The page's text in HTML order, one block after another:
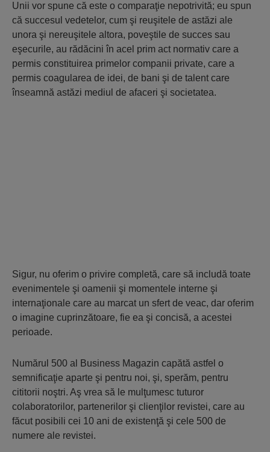
Unii vor spune că este o comparaţie nepotrivită; eu spun
că succesul vedetelor, cum şi reuşitele de astăzi ale
unora şi nereuşitele altora, poveştile de succes sau
eşecurile, au rădăcini în acel prim act normativ care a
permis constituirea primelor companii private, care a
permis coagularea de idei, de bani şi de talent care
înseamnă astăzi mediul de afaceri şi societatea.
Sigur, nu oferim o privire completă, care să includă toate
evenimentele şi oamenii şi momentele interne şi
internaţionale care au marcat un sfert de veac, dar oferim
o imagine cuprinzătoare, fie ea şi concisă, a acestei
perioade.
Numărul 500 al Business Magazin capătă astfel o
semnificaţie aparte şi pentru noi, şi, sperăm, pentru
cititorii noştri. Aş vrea să le mulţumesc tuturor
colaboratorilor, partenerilor şi clienţilor revistei, care au
făcut posibili cei 10 ani de existenţă şi cele 500 de
numere ale revistei.